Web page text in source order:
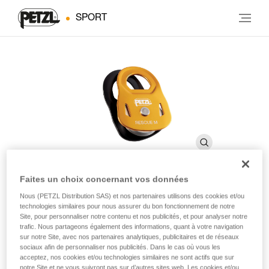
SPORT
RESCUE M
Poulie haute résistance à très haut rendement
La poulie RESCUE M offre un très haut rendement, elle est
Faites un choix concernant vos données
Nous (PETZL Distribution SAS) et nos partenaires utilisons des cookies et/ou
technologies similaires pour nous assurer du bon fonctionnement de notre
Site, pour personnaliser notre contenu et nos publicités, et pour analyser notre
trafic. Nous partageons également des informations, quant à votre navigation
sur notre Site, avec nos partenaires analytiques, publicitaires et de réseaux
sociaux afin de personnaliser nos publicités. Dans le cas où vous les
acceptez, nos cookies et/ou technologies similaires ne sont actifs que sur
notre Site et ne vous suivront pas sur d’autres sites web. Les cookies et/ou